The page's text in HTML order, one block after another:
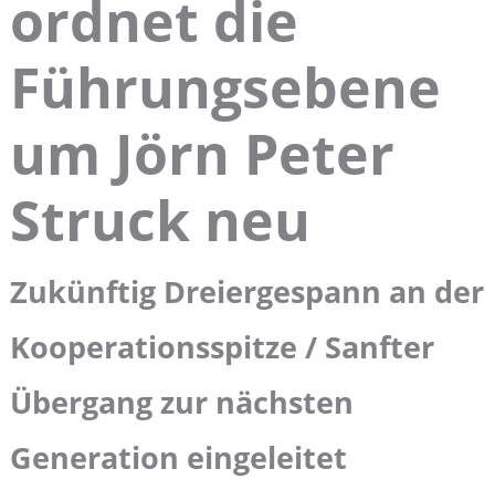
ordnet die
Führungsebene
um Jörn Peter
Struck neu
Zukünftig Dreiergespann an der
Kooperationsspitze / Sanfter
Übergang zur nächsten
Generation eingeleitet